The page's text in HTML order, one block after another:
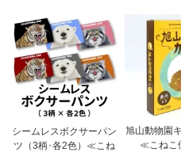
シームレスボクサーパン
ツ（3柄･各2色）≪こね
旭山動物園
≪こねこ